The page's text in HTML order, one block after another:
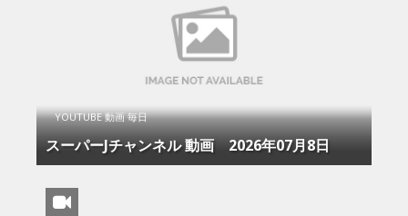
YOUTUBE 動画 毎日
スーパーJチャンネル 動画 2026年07月8日